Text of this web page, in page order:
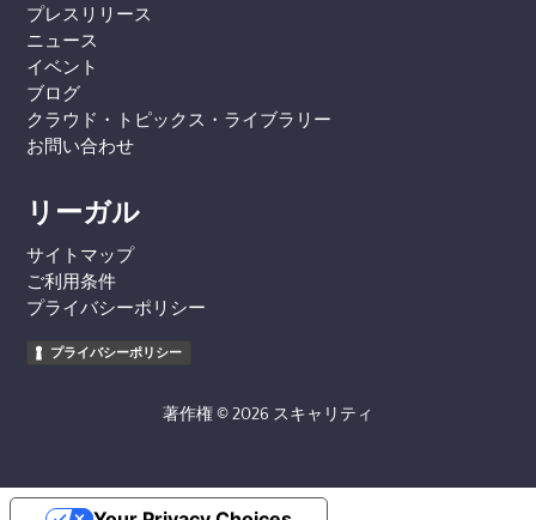
プレスリリース
ニュース
イベント
ブログ
クラウド・トピックス・ライブラリー
お問い合わせ
リーガル
サイトマップ
ご利用条件
プライバシーポリシー
プライバシーポリシー
著作権 © 2026 スキャリティ